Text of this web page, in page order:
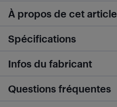
À propos de cet article
Spécifications
Infos du fabricant
Questions fréquentes